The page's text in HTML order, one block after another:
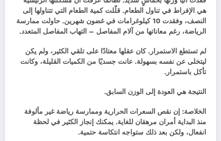
هي الإفراط في تناول الطعام. قلّلت كمية الطعام التي تتناولها إلى
النصف، وفقدت 10 كيلوغرامات في غضون شهرين. حاولت ممارسة
الرياضة، رغم معاناتها من آلام المفاصل – التهاب المفاصل المتعدد.
لم تستطع الاستمرار. كان عقلها معتادًا على تلقي الكثير، ولم يكن
ليتخلى عن نفسه بسهولة. عانت جسديًا من الكميات القليلة، وكانت
تأكل باستمرار.
النتيجة هي العودة إلى الوزن السابق.
الخلاصة: إن نقص السعرات الحرارية وممارسة رياضة غير مألوفة
منذ البداية أمران مرهقان للغاية. يمكنك إنجاز الكثير في لحظة
انفعال، ولكن بعد ذلك ستواجه انتكاسة حتمية.